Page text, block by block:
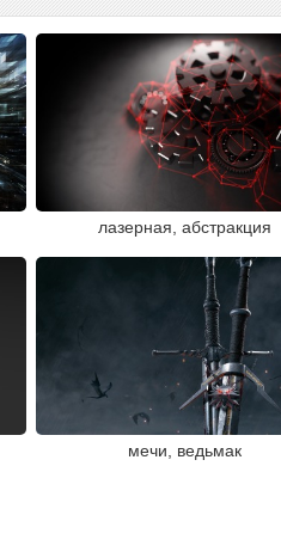
лазерная, абстракция
мечи, ведьмак